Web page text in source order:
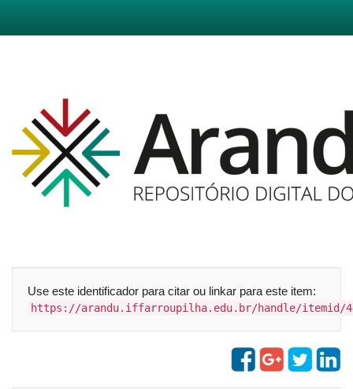
Use este identificador para citar ou linkar para este item:
https://arandu.iffarroupilha.edu.br/handle/itemid/